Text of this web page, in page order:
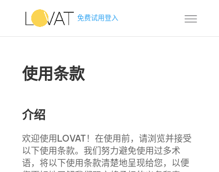
免费试用登入
使用条款
介绍
欢迎使用LOVAT！在使用前，请浏览并接受
以下使用条款。我们努力避免使用过多术
语，将以下使用条款清楚地呈现给您，以便